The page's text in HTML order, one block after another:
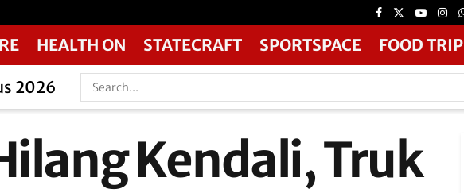
HEALTH ON STATECRAFT SPORTSPACE FOOD TRIP
2026
Kendali, Truk